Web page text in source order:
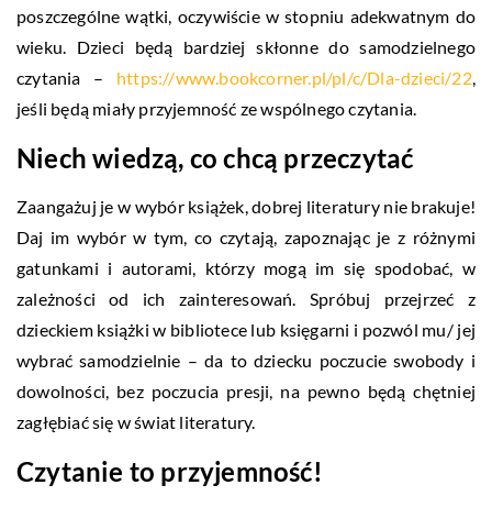
poszczególne wątki, oczywiście w stopniu adekwatnym do
wieku. Dzieci będą bardziej skłonne do samodzielnego
czytania – https://www.bookcorner.pl/pl/c/Dla-dzieci/22,
jeśli będą miały przyjemność ze wspólnego czytania.
Niech wiedzą, co chcą przeczytać
Zaangażuj je w wybór książek, dobrej literatury nie brakuje!
Daj im wybór w tym, co czytają, zapoznając je z różnymi
gatunkami i autorami, którzy mogą im się spodobać, w
zależności od ich zainteresowań. Spróbuj przejrzeć z
dzieckiem książki w bibliotece lub księgarni i pozwól mu/ jej
wybrać samodzielnie – da to dziecku poczucie swobody i
dowolności, bez poczucia presji, na pewno będą chętniej
zagłębiać się w świat literatury.
Czytanie to przyjemność!